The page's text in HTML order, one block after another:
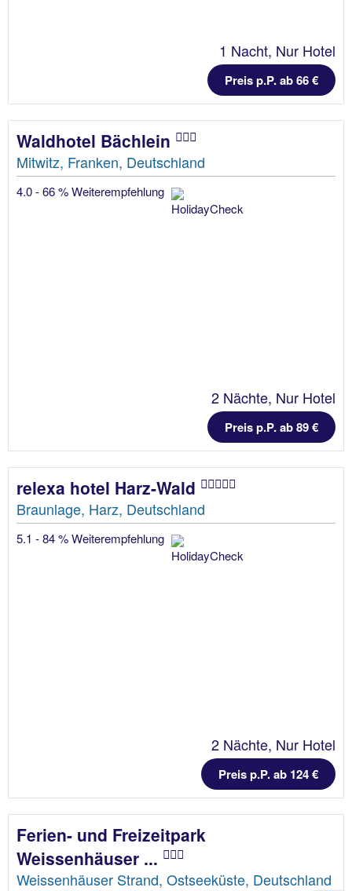
1 Nacht, Nur Hotel
Preis p.P. ab 66 €
Waldhotel Bächlein
Mitwitz, Franken, Deutschland
4.0 - 66 % Weiterempfehlung
2 Nächte, Nur Hotel
Preis p.P. ab 89 €
relexa hotel Harz-Wald
Braunlage, Harz, Deutschland
5.1 - 84 % Weiterempfehlung
2 Nächte, Nur Hotel
Preis p.P. ab 124 €
Ferien- und Freizeitpark
Weissenhäuser ...
Weissenhäuser Strand, Ostseeküste, Deutschland